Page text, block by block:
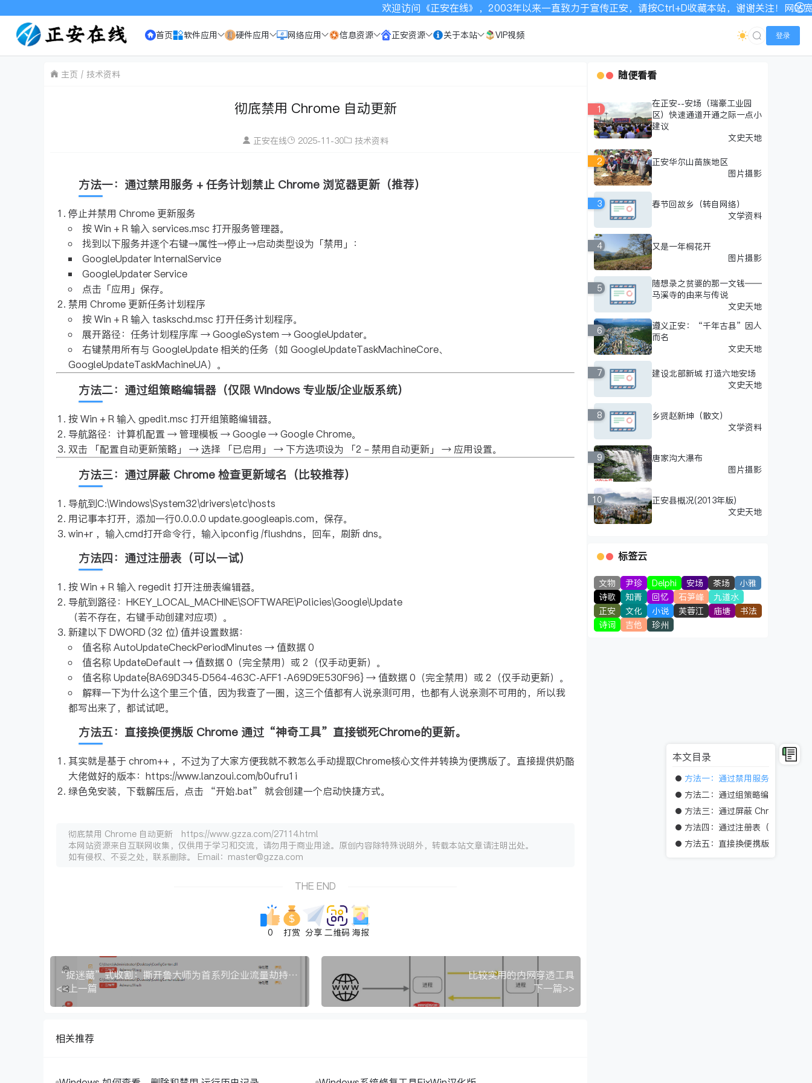
本文目录
方法一：通过禁用服务 + 任务计
方法二：通过组策略编辑器（仅
方法三：通过屏蔽 Chrome 检查
方法四：通过注册表（可以一试）
方法五：直接换便携版 Chrome
欢迎访问《正安在线》，2003年以来一直致力于宣传正安，请按Ctrl+D收藏本站，谢谢关注！网站宽带有
首页 软件应用 硬件应用 网络应用 信息资源 正安资源 关于本站 VIP视频 登录
主页 技术资料
彻底禁用 Chrome 自动更新
正安在线 2025-11-30 技术资料
方法一：通过禁用服务 + 任务计划禁止 Chrome 浏览器更新（推荐）
停止并禁用 Chrome 更新服务
按 Win + R 输入 services.msc 打开服务管理器。
找到以下服务并逐个右键→属性→停止→启动类型设为「禁用」：
GoogleUpdater InternalService
GoogleUpdater Service
点击「应用」保存。
禁用 Chrome 更新任务计划程序
按 Win + R 输入 taskschd.msc 打开任务计划程序。
展开路径：任务计划程序库 → GoogleSystem → GoogleUpdater。
右键禁用所有与 GoogleUpdate 相关的任务（如 GoogleUpdateTaskMachineCore、
GoogleUpdateTaskMachineUA）。
方法二：通过组策略编辑器（仅限 Windows 专业版/企业版系统）
按 Win + R 输入 gpedit.msc 打开组策略编辑器。
导航路径：计算机配置 → 管理模板 → Google → Google Chrome。
双击 「配置自动更新策略」 → 选择 「已启用」 → 下方选项设为 「2 – 禁用自动更新」 → 应用设置。
方法三：通过屏蔽 Chrome 检查更新域名（比较推荐）
导航到C:\Windows\System32\drivers\etc\hosts
用记事本打开，添加一行0.0.0.0 update.googleapis.com，保存。
win+r ，输入cmd打开命令行，输入ipconfig /flushdns，回车，刷新 dns。
方法四：通过注册表（可以一试）
按 Win + R 输入 regedit 打开注册表编辑器。
导航到路径：HKEY_LOCAL_MACHINE\SOFTWARE\Policies\Google\Update
（若不存在，右键手动创建对应项）。
新建以下 DWORD (32 位) 值并设置数据：
值名称 AutoUpdateCheckPeriodMinutes → 值数据 0
值名称 UpdateDefault → 值数据 0（完全禁用）或 2（仅手动更新）。
值名称 Update{8A69D345-D564-463C-AFF1-A69D9E530F96} → 值数据 0（完全禁用）或 2（仅手动更新）。
解释一下为什么这个里三个值，因为我查了一圈，这三个值都有人说亲测可用，也都有人说亲测不可用的，所以我
都写出来了，都试试吧。
方法五：直接换便携版 Chrome 通过“神奇工具”直接锁死Chrome的更新。
其实就是基于 chrom++ ，不过为了大家方便我就不教怎么手动提取Chrome核心文件并转换为便携版了。直接提供奶酪
大佬做好的版本：https://www.lanzoui.com/b0ufru1i
绿色免安装，下载解压后，点击 “开始.bat” 就会创建一个启动快捷方式。
彻底禁用 Chrome 自动更新 https://www.gzza.com/27114.html
本网站资源来自互联网收集，仅供用于学习和交流，请勿用于商业用途。原创内容除特殊说明外，转载本站文章请注明出处。
如有侵权、不妥之处，联系删除。 Email：master@gzza.com
THE END
0 打赏 分享 二维码 海报
“捉迷藏”式收割：撕开鲁大师为首系列企业流量劫持黑幕！
<<上一篇
比较实用的内网穿透工具
下一篇>>
相关推荐
随便看看
1
在正安--安场（瑞豪工业园
区）快速通道开通之际一点小
建议
文史天地
2
正安华尔山苗族地区
图片摄影
3
春节回故乡（转自网络）
文学资料
4
又是一年桐花开
图片摄影
5
随想录之贫婆的那一文钱——
马溪寺的由来与传说
文史天地
6
遵义正安：“千年古县”因人
而名
文史天地
7
建设北部新城 打造六地安场
文史天地
8
乡贤赵新坤（散文）
文学资料
9
唐家沟大瀑布
图片摄影
10
正安县概况(2013年版)
文史天地
标签云
文物 尹珍 Delphi 安场 茶场
小雅
诗歌
知青 回忆 石笋峰
九道水
正安
文化 小说 芙蓉江 庙塘
书法
诗词
吉他 珍州